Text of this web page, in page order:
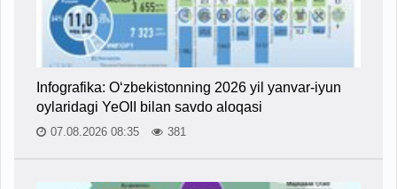
Infografika: O‘zbekistonning 2026 yil yanvar-iyun
oylaridagi YeOII bilan savdo aloqasi
07.08.2026 08:35 381